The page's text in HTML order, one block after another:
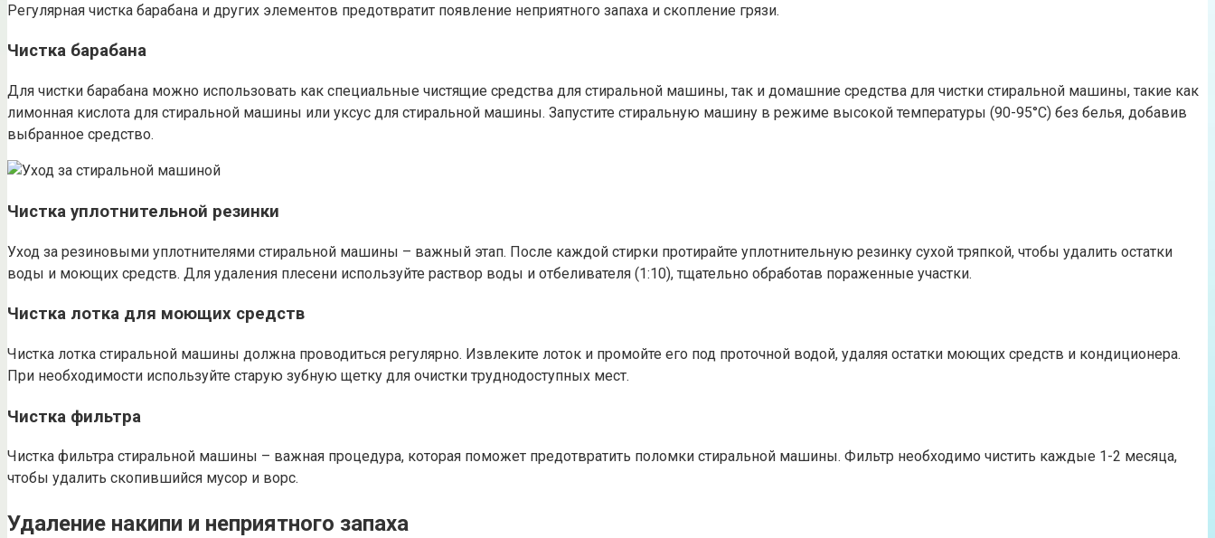
Регулярная чистка барабана и других элементов предотвратит появление неприятного запаха и скопление грязи.
Чистка барабана
Для чистки барабана можно использовать как специальные чистящие средства для стиральной машины, так и домашние средства для чистки стиральной машины, такие как
лимонная кислота для стиральной машины или уксус для стиральной машины. Запустите стиральную машину в режиме высокой температуры (90-95°C) без белья, добавив
выбранное средство.
Чистка уплотнительной резинки
Уход за резиновыми уплотнителями стиральной машины – важный этап. После каждой стирки протирайте уплотнительную резинку сухой тряпкой, чтобы удалить остатки
воды и моющих средств. Для удаления плесени используйте раствор воды и отбеливателя (1:10), тщательно обработав пораженные участки.
Чистка лотка для моющих средств
Чистка лотка стиральной машины должна проводиться регулярно. Извлеките лоток и промойте его под проточной водой, удаляя остатки моющих средств и кондиционера.
При необходимости используйте старую зубную щетку для очистки труднодоступных мест.
Чистка фильтра
Чистка фильтра стиральной машины – важная процедура, которая поможет предотвратить поломки стиральной машины. Фильтр необходимо чистить каждые 1-2 месяца,
чтобы удалить скопившийся мусор и ворс.
Удаление накипи и неприятного запаха